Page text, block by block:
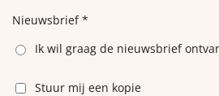
Nieuwsbrief *
Ik wil graag de nieuwsbrief
Stuur mij een kopie